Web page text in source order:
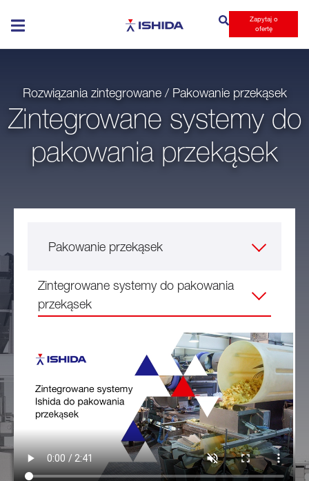
Zapytaj o
ofertę
Rozwiązania zintegrowane / Pakowanie przekąsek
Zintegrowane systemy do
pakowania przekąsek
Pakowanie przekąsek
Zintegrowane systemy do pakowania
przekąsek